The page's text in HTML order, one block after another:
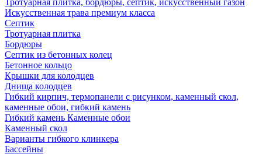
Искусственная трава премиум класса
Септик
Тротуарная плитка
Бордюры
Септик из бетонных колец
Бетонное кольцо
Крышки для колодцев
Днища колодцев
Гибкий кирпич, термопанели с рисунком, каменный скол,
каменные обои, гибкий камень
Гибкий камень Каменные обои
Каменный скол
Варианты гибкого клинкера
Бассейны